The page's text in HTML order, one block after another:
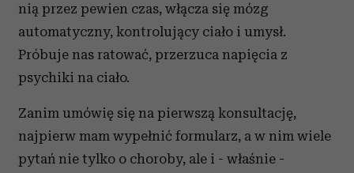
nią przez pewien czas, włącza się mózg
automatyczny, kontrolujący ciało i umysł.
Próbuje nas ratować, przerzuca napięcia z
psychiki na ciało.
Zanim umówię się na pierwszą konsultację,
najpierw mam wypełnić formularz, a w nim wiele
pytań nie tylko o choroby, ale i - właśnie -